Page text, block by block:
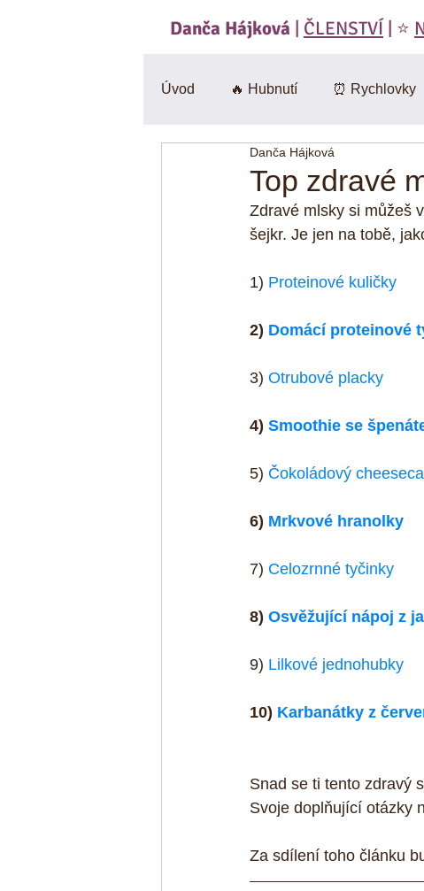
Danča Hájková | ČLENSTVÍ | ⭐️
Úvod 🔥 Hubnutí ⏰ Rychlovky
🍄 Houby
BEZlepkové 🎃 Dýně
Mák Bez mouky
Top zdravé
Danča Hájková
Zdravé mlsky si můžeš
šejkr. Je jen na tobě,
1) Proteinové kuličky
2) Domácí proteinové
3) Otrubové placky
4) Smoothie se
5) Čokoládový
6) Mrkvové hranolky
7) Celozrnné tyčinky
8) Osvěžující nápoj z
9) Lilkové jednohubky
10) Karbanátky z
Snad se ti tento zdravý
Svoje doplňující otázky
Za sdílení toho článku